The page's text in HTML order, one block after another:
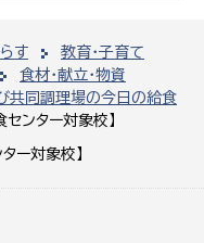
す
教育・子育て
食材・献立・物資
共同調理場の今日の給食
ンター対象校】
ー対象校】